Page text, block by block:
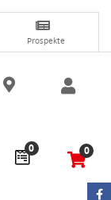
Prospekte
0 0